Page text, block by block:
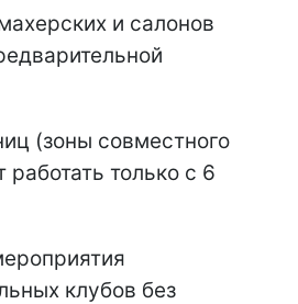
и салонов
(зоны совместного
работать только с 6
клубов без